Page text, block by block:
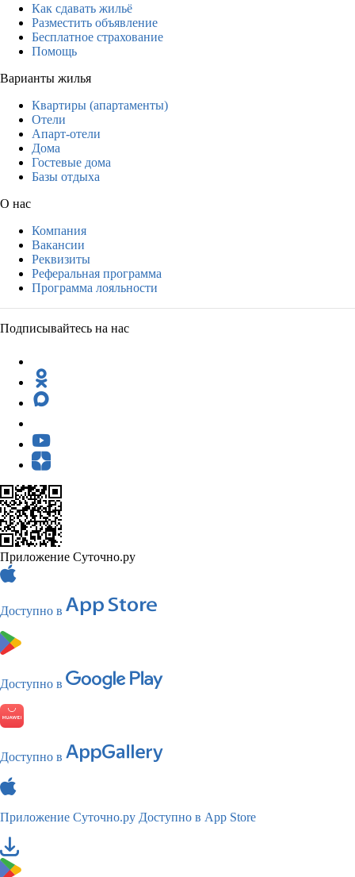
Как сдавать жильё
Разместить объявление
Бесплатное страхование
Помощь
Варианты жилья
Квартиры (апартаменты)
Отели
Апарт-отели
Дома
Гостевые дома
Базы отдыха
О нас
Компания
Вакансии
Реквизиты
Реферальная программа
Программа лояльности
Подписывайтесь на нас
Приложение Суточно.ру
Доступно в
Доступно в
Доступно в
Приложение Суточно.ру Доступно в App Store